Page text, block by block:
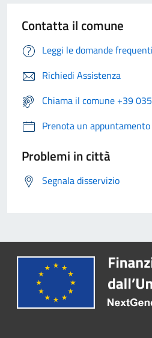
Contatta il comune
Leggi le domande frequenti
Richiedi Assistenza
Chiama il comune +39
Prenota un appuntamento
Problemi in città
Segnala disservizio